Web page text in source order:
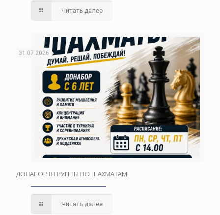
Читать далее
31.07.2026
ДОНАБОР В ГРУППЫ ПО ШАХМАТАМ!
Читать далее